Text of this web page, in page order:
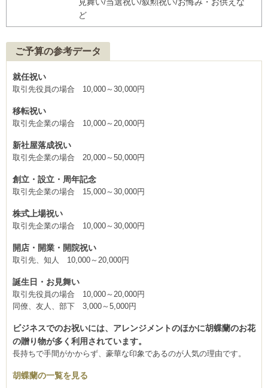
ど
ご予算の参考データ
就任祝い
取引先役員の場合 10,000～30,000円
移転祝い
取引先企業の場合 10,000～20,000円
新社屋落成祝い
取引先企業の場合 20,000～50,000円
創立・設立・周年記念
取引先企業の場合 15,000～30,000円
株式上場祝い
取引先企業の場合 10,000～30,000円
開店・開業・開院祝い
取引先、知人 10,000～20,000円
誕生日・お見舞い
取引先役員の場合 10,000～20,000円
同僚、友人、部下 3,000～5,000円
ビジネスでのお祝いには、アレンジメントのほかに胡蝶蘭のお花
の贈り物が多く利用されています。
長持ちで手間がかからず、豪華な印象であるのが人気の理由です。
胡蝶蘭の一覧を見る